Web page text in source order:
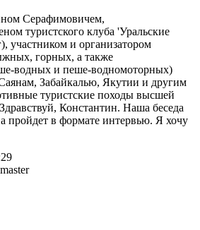
Серафимовичем,
туристского клуба 'Уральские
участником и организатором
горных, а также
водных и пеше-водномоторных)
Забайкалью, Якутии и другим
туристские походы высшей
Константин. Наша беседа
пройдет в формате интервью. Я хочу